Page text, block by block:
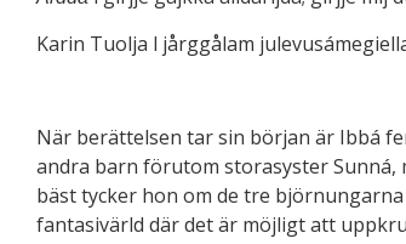
Karin Tuolja l jårggålam
När berättelsen tar sin början är Ibbá
andra barn förutom storasyster Sunná,
bäst tycker hon om de tre
fantasivärld där det är möjligt att